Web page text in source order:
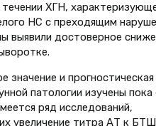
ХГН,
НС с преходящим
выявили достоверное
значение и
патологии изучены пока
ряд исследований,
увеличение титра АТ к